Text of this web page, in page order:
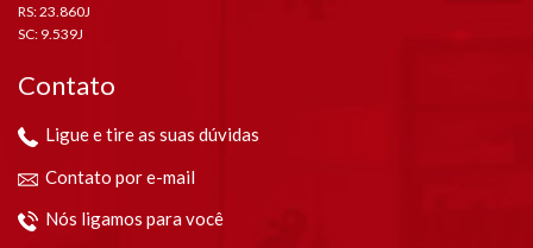
RS: 23.860J
SC: 9.539J
Contato
Ligue e tire as suas dúvidas
Contato por e-mail
Nós ligamos para você